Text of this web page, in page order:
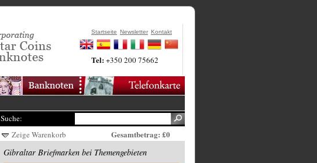
Startseite Newsletter Kontakt
Tel:+350 200 75662
Suche:
Zeige Warenkorb
Gesamtbetrag: £0
Gibraltar Briefmarken bei Themengebieten